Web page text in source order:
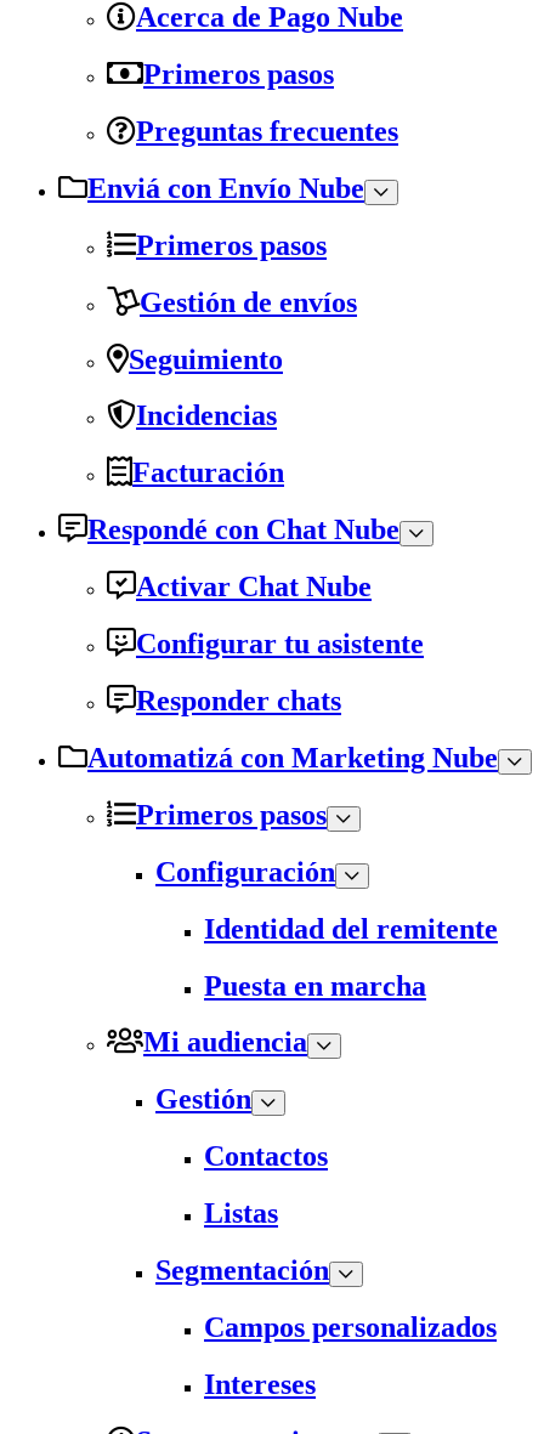
Acerca de Pago Nube
Primeros pasos
Preguntas frecuentes
Enviá con Envío Nube
Primeros pasos
Gestión de envíos
Seguimiento
Incidencias
Facturación
Respondé con Chat Nube
Activar Chat Nube
Configurar tu asistente
Responder chats
Automatizá con Marketing Nube
Primeros pasos
Configuración
Identidad del remitente
Puesta en marcha
Mi audiencia
Gestión
Contactos
Listas
Segmentación
Campos personalizados
Intereses